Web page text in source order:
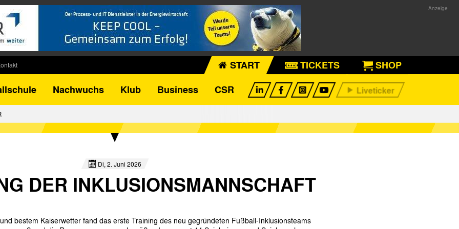
Pokal
START TICKETS
SHOP
Nachwuchs Klub Business CSR
Di, 2. Juni 2026
DER INKLUSIONSMANNSCHAFT
bestem Kaiserwetter fand das erste Training des neu gegründeten Fußball-Inklusionsteams